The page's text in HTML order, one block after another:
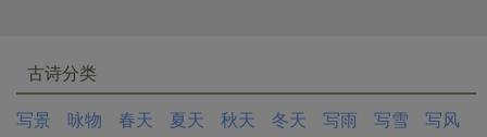
古诗分类
写景
咏物 春天 夏天 秋天 冬天 写雨 写雪
写风